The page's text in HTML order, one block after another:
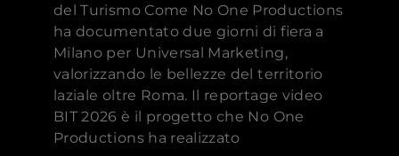
del Turismo Come No One Productions
ha documentato due giorni di fiera a
Milano per Universal Marketing,
valorizzando le bellezze del territorio
laziale oltre Roma. Il reportage video
BIT 2026 è il progetto che No One
Productions ha realizzato